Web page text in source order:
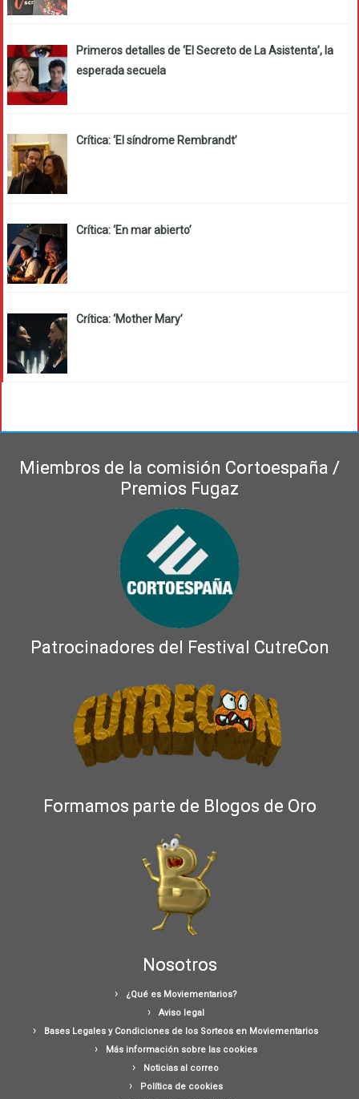
Primeros detalles de ‘El Secreto de La Asistenta’, la
esperada secuela
Crítica: ‘El síndrome Rembrandt’
Crítica: ‘En mar abierto’
Crítica: ‘Mother Mary’
Miembros de la comisión Cortoespaña /
Premios Fugaz
Patrocinadores del Festival CutreCon
Formamos parte de Blogos de Oro
Nosotros
¿Qué es Moviementarios?
Aviso legal
Bases Legales y Condiciones de los Sorteos en Moviementarios
Más información sobre las cookies
Noticias al correo
Política de cookies